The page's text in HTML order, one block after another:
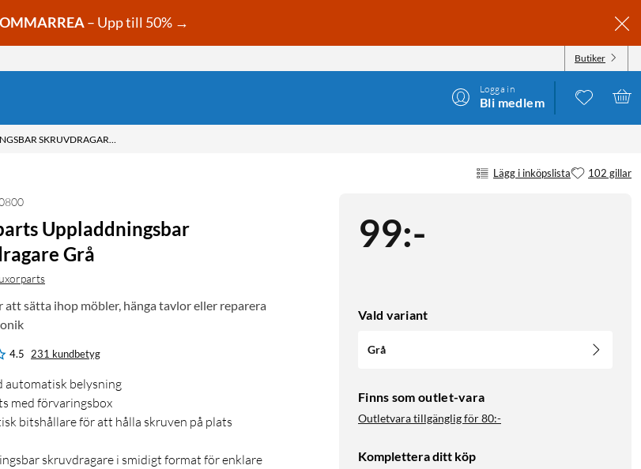
– Upp till 50% →
Butiker
Logga in
Bli medlem
LUXORPARTS UPPLADDNINGSBAR SKRUVDRAGARE GRÅ
Lägg i inköpslista 102 gillar
99:-
Vald variant
Grå
Finns som outlet-vara
Outletvara tillgänglig för80:-
Komplettera ditt köp
Uppladdningsbar
Grå
att sätta ihop möbler, hänga tavlor eller reparera
4.5 231 kundbetyg
automatisk belysning
med förvaringsbox
bitshållare för att hålla skruven på plats
skruvdragare i smidigt format för enklare